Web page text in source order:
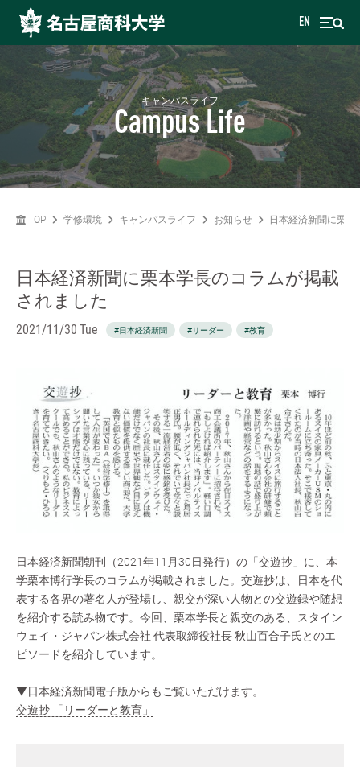
EN
キャンパスライフ
Campus Life
TOP 学修環境 キャンパスライフ お知らせ 日本経済新聞に栗
日本経済新聞に栗本学長のコラムが掲載
されました
2021/11/30 Tue #日本経済新聞 #リーダー #教育
日本経済新聞朝刊（2021年11月30日発行）の「交遊抄」に、本
学栗本博行学長のコラムが掲載されました。交遊抄は、日本を代
表する各界の著名人が登場し、親交が深い人物との交遊録や随想
を紹介する読み物です。今回、栗本学長と親交のある、スタイン
ウェイ・ジャパン株式会社 代表取締役社長 秋山百合子氏とのエ
ピソードを紹介しています。
▼日本経済新聞電子版からもご覧いただけます。
交遊抄 「リーダーと教育」